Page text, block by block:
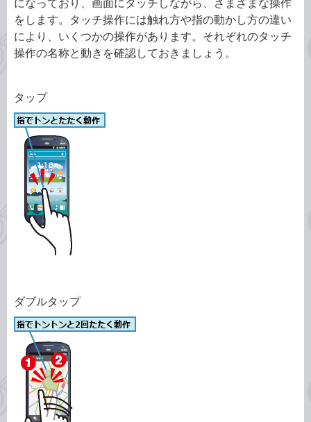
になっており、画面にタッチしながら、さまざまな操作
をします。タッチ操作には触れ方や指の動かし方の違い
により、いくつかの操作があります。それぞれのタッチ
操作の名称と動きを確認しておきましょう。
タップ
ダブルタップ